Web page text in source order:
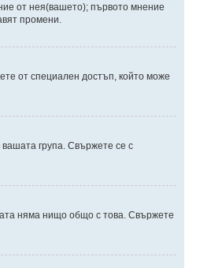
от нея(вашето); първото мнение
промени.
от специален достъп, който може
група. Свържете се с
няма нищо общо с това. Свържете